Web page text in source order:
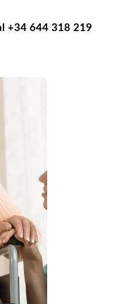
+34 644 318 219